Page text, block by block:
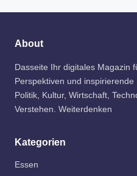
About
Dasseite Ihr digitales Magazin
Perspektiven und inspirierende
Politik, Kultur, Wirtschaft,
Verstehen. Weiterdenken
Kategorien
Essen